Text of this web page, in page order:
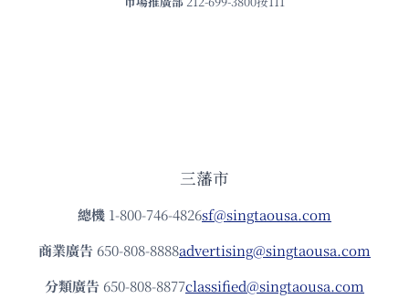
三藩市
總機 1-800-746-4826sf@singtaousa.com
商業廣告 650-808-8888advertising@singtaousa.com
分類廣告 650-808-8877classified@singtaousa.com